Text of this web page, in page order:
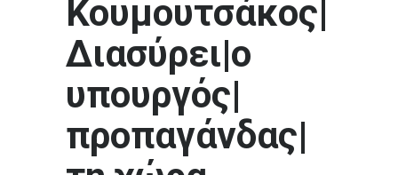
Κουμουτσάκος|
Διασύρει|ο
υπουργός|
προπαγάνδας|